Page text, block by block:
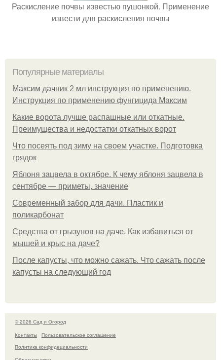
Раскисление почвы известью пушонкой. Применение
извести для раскисления почвы
Популярные материалы
Максим дачник 2 мл инструкция по применению.
Инструкция по применению фунгицида Максим
Какие ворота лучше распашные или откатные.
Преимущества и недостатки откатных ворот
Что посеять под зиму на своем участке. Подготовка
грядок
Яблоня зацвела в октябре. К чему яблоня зацвела в
сентябре — приметы, значение
Современный забор для дачи. Пластик и
поликарбонат
Средства от грызунов на даче. Как избавиться от
мышей и крыс на даче?
После капусты, что можно сажать. Что сажать после
капусты на следующий год
© 2026 Сад и Огород
Контакты
Пользовательское соглашение
Политика конфидециальности